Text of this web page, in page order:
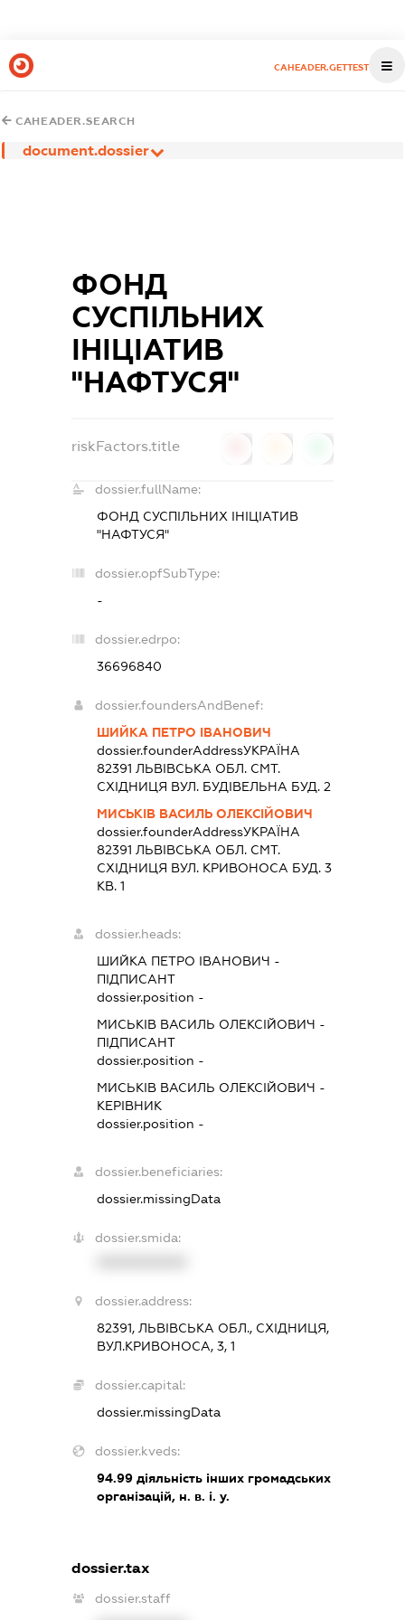
CAHEADER.GETTEST
CAHEADER.SEARCH
document.dossier
ФОНД
СУСПІЛЬНИХ
ІНІЦІАТИВ
"НАФТУСЯ"
riskFactors.title
dossier.fullName:
ФОНД СУСПІЛЬНИХ ІНІЦІАТИВ
"НАФТУСЯ"
dossier.opfSubType:
-
dossier.edrpo:
36696840
dossier.foundersAndBenef:
ШИЙКА ПЕТРО ІВАНОВИЧ
dossier.founderAddressУКРАЇНА
82391 ЛЬВIВСЬКА ОБЛ. СМТ.
СХІДНИЦЯ ВУЛ. БУДІВЕЛЬНА БУД. 2
МИСЬКІВ ВАСИЛЬ ОЛЕКСІЙОВИЧ
dossier.founderAddressУКРАЇНА
82391 ЛЬВIВСЬКА ОБЛ. СМТ.
СХІДНИЦЯ ВУЛ. КРИВОНОСА БУД. 3
КВ. 1
dossier.heads:
ШИЙКА ПЕТРО ІВАНОВИЧ -
ПІДПИСАНТ
dossier.position -
МИСЬКІВ ВАСИЛЬ ОЛЕКСІЙОВИЧ -
ПІДПИСАНТ
dossier.position -
МИСЬКІВ ВАСИЛЬ ОЛЕКСІЙОВИЧ -
КЕРІВНИК
dossier.position -
dossier.beneficiaries:
dossier.missingData
dossier.smida:
dossier.address:
82391, ЛЬВІВСЬКА ОБЛ., СХІДНИЦЯ,
ВУЛ.КРИВОНОСА, 3, 1
dossier.capital:
dossier.missingData
dossier.kveds:
94.99 діяльність інших громадських
організацій, н. в. і. у.
dossier.tax
dossier.staff